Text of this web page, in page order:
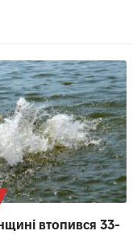
втопився 33-